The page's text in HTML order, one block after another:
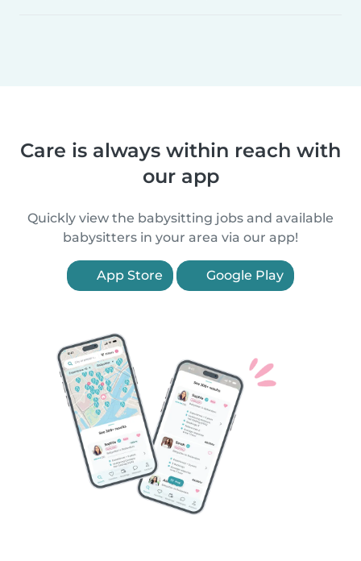
Care is always within reach with
our app
Quickly view the babysitting jobs and available
babysitters in your area via our app!
App Store Google Play